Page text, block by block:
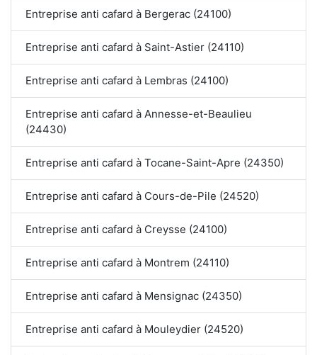
Entreprise anti cafard à Bergerac (24100)
Entreprise anti cafard à Saint-Astier (24110)
Entreprise anti cafard à Lembras (24100)
Entreprise anti cafard à Annesse-et-Beaulieu
(24430)
Entreprise anti cafard à Tocane-Saint-Apre (24350)
Entreprise anti cafard à Cours-de-Pile (24520)
Entreprise anti cafard à Creysse (24100)
Entreprise anti cafard à Montrem (24110)
Entreprise anti cafard à Mensignac (24350)
Entreprise anti cafard à Mouleydier (24520)